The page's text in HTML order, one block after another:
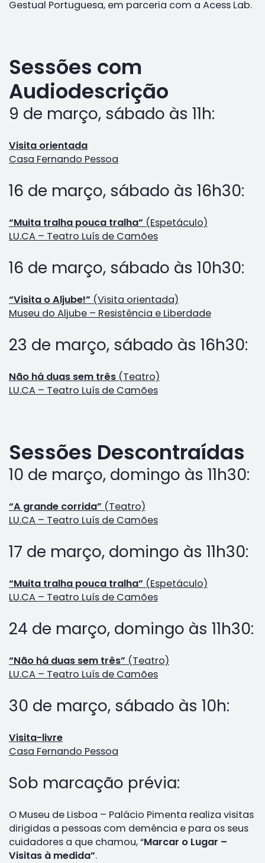
Gestual Portuguesa, em parceria com a Acess Lab.
Sessões com
Audiodescrição
9 de março, sábado às 11h:
Visita orientada
Casa Fernando Pessoa
16 de março, sábado às 16h30:
“Muita tralha pouca tralha” (Espetáculo)
LU.CA – Teatro Luís de Camões
16 de março, sábado às 10h30:
“Visita o Aljube!” (Visita orientada)
Museu do Aljube – Resistência e Liberdade
23 de março, sábado às 16h30:
Não há duas sem três (Teatro)
LU.CA – Teatro Luís de Camões
Sessões Descontraídas
10 de março, domingo às 11h30:
“A grande corrida” (Teatro)
LU.CA – Teatro Luís de Camões
17 de março, domingo às 11h30:
“Muita tralha pouca tralha” (Espetáculo)
LU.CA – Teatro Luís de Camões
24 de março, domingo às 11h30:
“Não há duas sem três” (Teatro)
LU.CA – Teatro Luís de Camões
30 de março, sábado às 10h:
Visita-livre
Casa Fernando Pessoa
Sob marcação prévia:
O Museu de Lisboa – Palácio Pimenta realiza visitas
dirigidas a pessoas com demência e para os seus
cuidadores a que chamou, “Marcar o Lugar –
Visitas à medida”.